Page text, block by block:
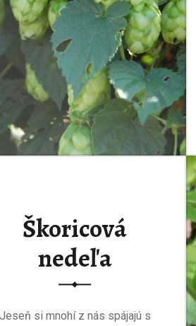
Škoricová
nedeľa
Jeseň si mnohí z nás spájajú s